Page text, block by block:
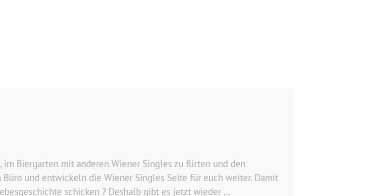
Biergarten mit anderen Wiener Singles zu flirten und den
Büro und entwickeln die Wiener Singles Seite für euch weiter. Damit
schicken ? Deshalb gibt es jetzt wieder ...